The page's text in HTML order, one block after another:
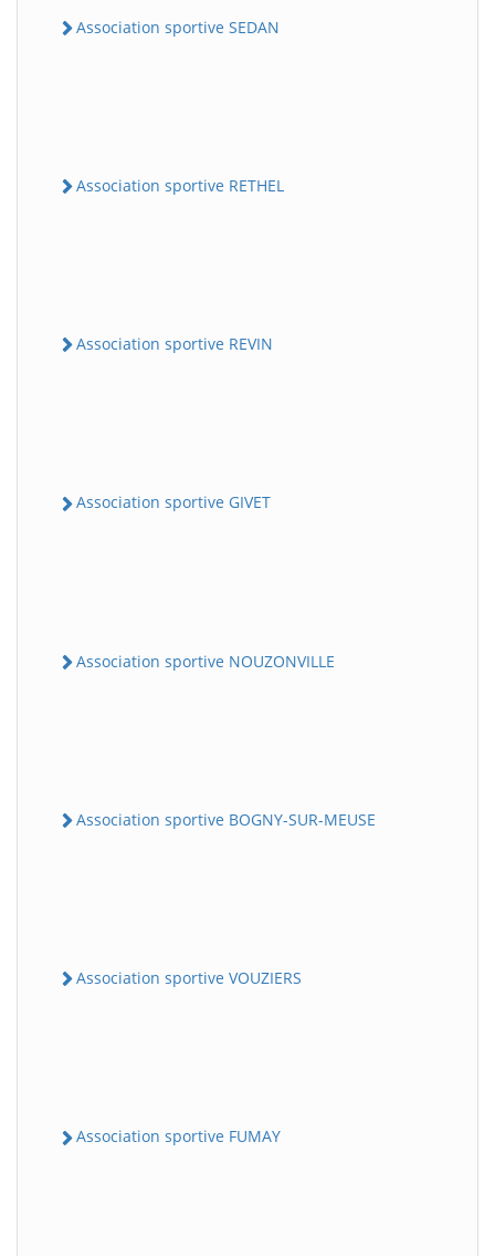
Association sportive SEDAN
Association sportive RETHEL
Association sportive REVIN
Association sportive GIVET
Association sportive NOUZONVILLE
Association sportive BOGNY-SUR-MEUSE
Association sportive VOUZIERS
Association sportive FUMAY